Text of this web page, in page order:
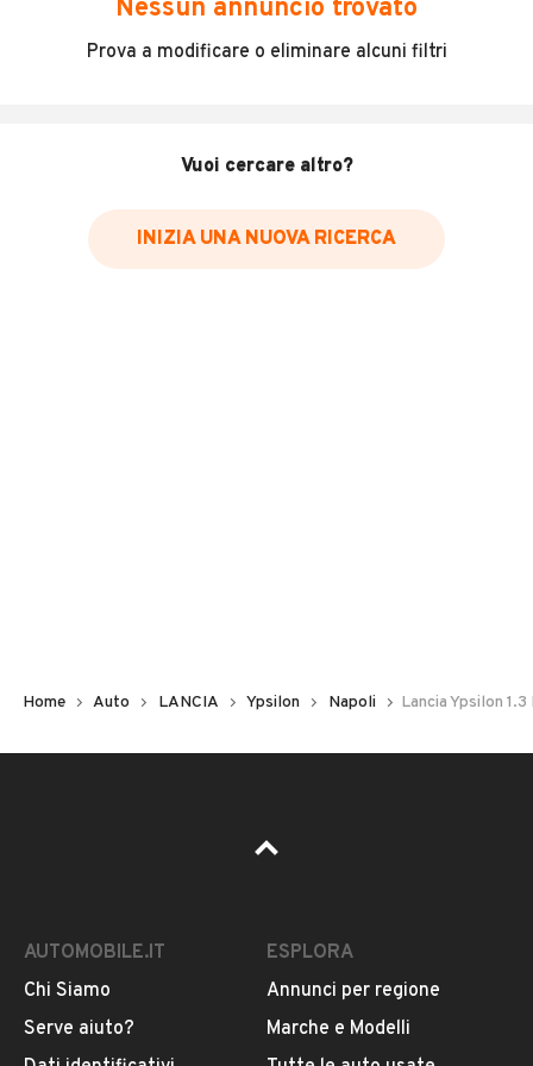
Incidenti in cui è stato coinvolto il veicolo
Data e luogo delle revisioni effettuate
Inserisci il numero di targa per verificare la disponibilità
Pubblicità
Nessun annuncio trovato
Prova a modificare o eliminare alcuni filtri
Vuoi cercare altro?
INIZIA UNA NUOVA RICERCA
Home Auto LANCIA Ypsilon Napoli Lancia Ypsilon
AUTOMOBILE.IT
Chi Siamo
Serve aiuto?
ESPLORA
Annunci per regione
Marche e Modelli